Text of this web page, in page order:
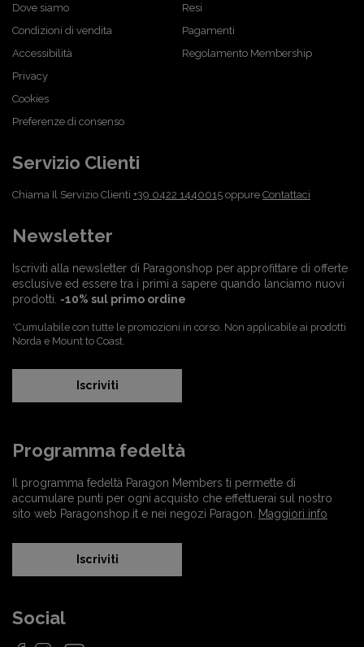
Dove siamo
Condizioni di vendita
Accessibilità
Privacy
Cookies
Preferenze di consenso
Resi
Pagamenti
Regolamento Membership
Servizio Clienti
Chiama Il Servizio Clienti +39 0422 1440015 oppure Contattaci
Newsletter
Iscriviti alla newsletter di Paragonshop per approfittare di offerte
esclusive ed essere tra i primi a sapere quando lanciamo nuovi
prodotti. -10% sul primo ordine
*Cumulabile con tutte le promozioni in corso. Non applicabile ai prodotti
Norda e Mount to Coast.
Iscriviti
Programma fedeltà
Il programma fedeltà Paragon Members ti permette di
accumulare punti per ogni acquisto che effettuerai sul nostro
sito web Paragonshop.it e nei negozi Paragon. Maggiori info
Iscriviti
Social